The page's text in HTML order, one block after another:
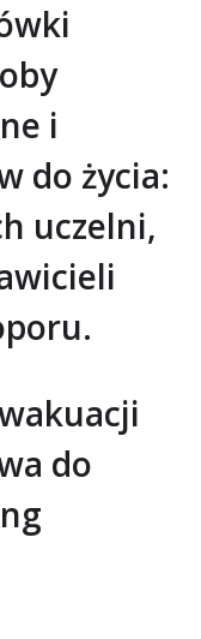
i
do życia:
uczelni,
do